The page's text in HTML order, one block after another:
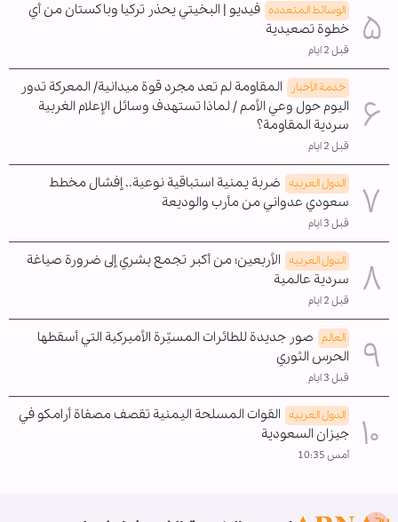
الوسائط المتعدده فيديو | البخيتي يحذر تركيا وباكستان من أي
خطوة تصعيدية
قبل 2 ايام
خدمة الأخبار
المقاومة لم تعد مجرد قوة ميدانية/ المعركة تدور
اليوم حول وعي الأمم / لماذا تستهدف وسائل الإعلام الغربية
سردية المقاومة؟
قبل 2 ايام
الدول العربیه ضربة يمنية استباقية نوعية.. إفشال مخطط
سعودي عدواني من مأرب والوديعة
قبل 3 ايام
الدول العربیه الأربعين؛ من أكبر تجمع بشري إلى ضرورة صياغة
سردية عالمية
قبل 2 ايام
العالم صور جديدة للطائرات المسيّرة الأميركية التي أسقطها
الحرس الثوري
قبل 3 ايام
الدول العربیه القوات المسلحة اليمنية تقصف مصفاة أرامكو في
جيزان السعودية
أمس 10:35